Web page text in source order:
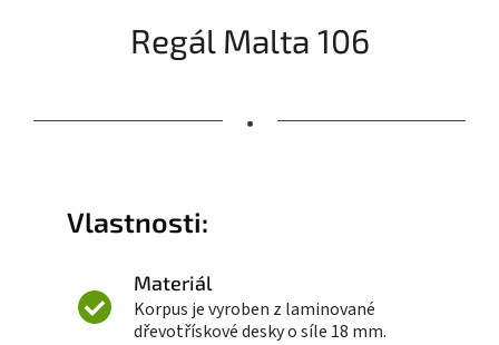
Regál Malta 106
•
Vlastnosti:
Materiál
Korpus je vyroben z laminované
dřevotřískové desky o síle 18 mm.